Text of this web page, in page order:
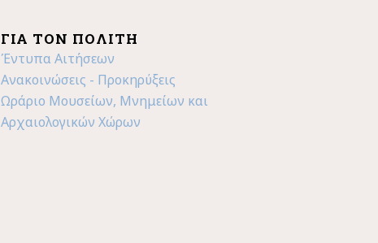
ΓΙΑ ΤΟΝ ΠΟΛΊΤΗ
Έντυπα Αιτήσεων
Ανακοινώσεις - Προκηρύξεις
Ωράριο Μουσείων, Μνημείων και
Αρχαιολογικών Χώρων